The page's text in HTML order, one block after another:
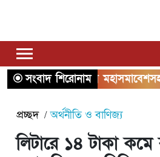
সংবাদ শিরোনাম
ঢাকায় মহাসমাবেশসহ
প্রচ্ছদ অর্থনীতি ও বাণিজ্য
লিটারে ১৪ টাকা কমে